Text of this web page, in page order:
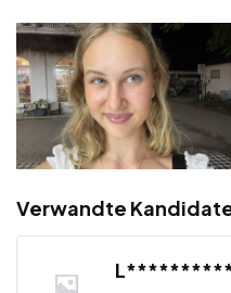
Verwandte